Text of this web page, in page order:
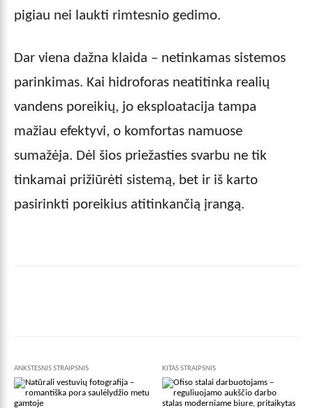
pigiau nei laukti rimtesnio gedimo.
Dar viena dažna klaida – netinkamas sistemos
parinkimas. Kai hidroforas neatitinka realių
vandens poreikių, jo eksploatacija tampa
mažiau efektyvi, o komfortas namuose
sumažėja. Dėl šios priežasties svarbu ne tik
tinkamai prižiūrėti sistemą, bet ir iš karto
pasirinkti poreikius atitinkančią įrangą.
ANKSTESNIS STRAIPSNIS KITAS STRAIPSNIS